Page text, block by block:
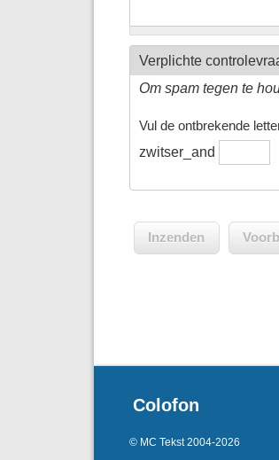
Verplichte
Om spam tegen te
Vul de ontbrekende
zwitser_and
Colofon
© MC Tekst 2004-2026